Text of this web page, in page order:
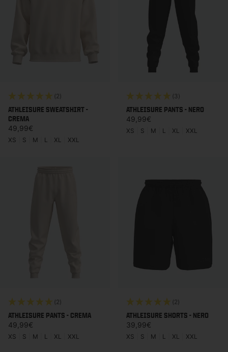
(2)
ATHLEISURE SWEATSHIRT -
CREMA
Prezzo di listino
49,99€
XS S M L XL XXL
(3)
ATHLEISURE PANTS - NERO
Prezzo di listino
49,99€
XS S M L XL XXL
(2)
ATHLEISURE PANTS - CREMA
Prezzo di listino
49,99€
XS S M L XL XXL
(2)
ATHLEISURE SHORTS - NERO
Prezzo di listino
39,99€
XS S M L XL XXL